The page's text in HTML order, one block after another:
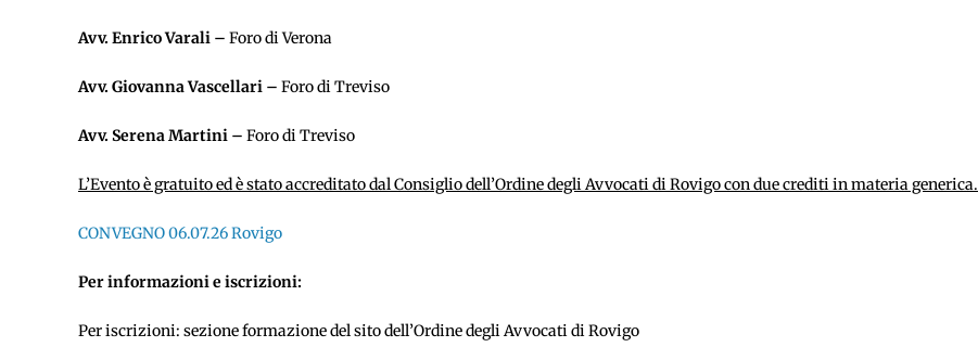
Avv. Enrico Varali – Foro di Verona
Avv. Giovanna Vascellari – Foro di Treviso
Avv. Serena Martini – Foro di Treviso
L’Evento è gratuito ed è stato accreditato dal Consiglio dell’Ordine degli Avvocati di Rovigo con due crediti in materia generica.
CONVEGNO 06.07.26 Rovigo
Per informazioni e iscrizioni:
Per iscrizioni: sezione formazione del sito dell’Ordine degli Avvocati di Rovigo